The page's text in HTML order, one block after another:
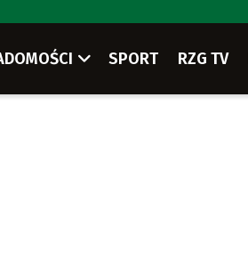
SPORT RZG TV